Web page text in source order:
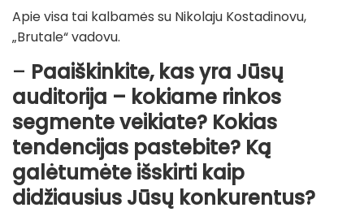
Apie visa tai kalbamės su Nikolaju Kostadinovu,
„Brutale“ vadovu.
– Paaiškinkite, kas yra Jūsų
auditorija – kokiame rinkos
segmente veikiate? Kokias
tendencijas pastebite? Ką
galėtumėte išskirti kaip
didžiausius Jūsų konkurentus?